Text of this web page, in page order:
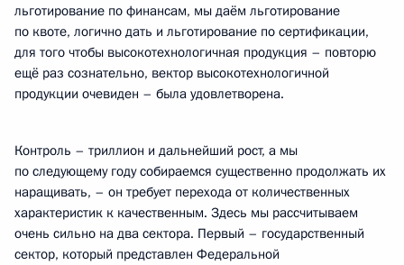
льготирование по финансам, мы даём льготирование
по квоте, логично дать и льготирование по сертификации,
для того чтобы высокотехнологичная продукция – повторю
ещё раз сознательно, вектор высокотехнологичной
продукции очевиден – была удовлетворена.
Контроль – триллион и дальнейший рост, а мы
по следующему году собираемся существенно продолжать их
наращивать, – он требует перехода от количественных
характеристик к качественным. Здесь мы рассчитываем
очень сильно на два сектора. Первый – государственный
сектор, который представлен Федеральной